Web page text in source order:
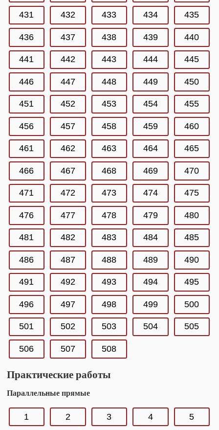
431 432 433 434 435
436 437 438 439 440
441 442 443 444 445
446 447 448 449 450
451 452 453 454 455
456 457 458 459 460
461 462 463 464 465
466 467 468 469 470
471 472 473 474 475
476 477 478 479 480
481 482 483 484 485
486 487 488 489 490
491 492 493 494 495
496 497 498 499 500
501 502 503 504 505
506 507 508
Практические работы
Параллельные прямые
1 2 3 4 5